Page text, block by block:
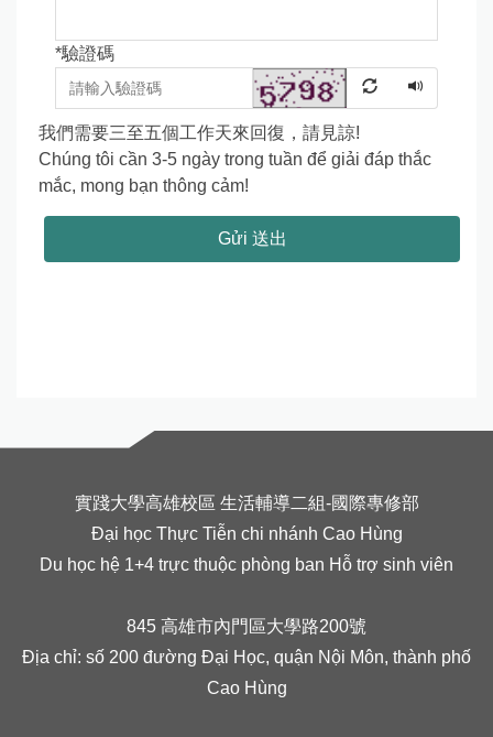
*驗證碼
我們需要三至五個工作天來回復，請見諒!
Chúng tôi cần 3-5 ngày trong tuần để giải đáp thắc
mắc, mong bạn thông cảm!
Gửi 送出
實踐大學高雄校區 生活輔導二組-國際專修部
Đại học Thực Tiễn chi nhánh Cao Hùng
Du học hệ 1+4 trực thuộc phòng ban Hỗ trợ sinh viên
845 高雄市內門區大學路200號
Địa chỉ: số 200 đường Đại Học, quận Nội Môn, thành phố
Cao Hùng